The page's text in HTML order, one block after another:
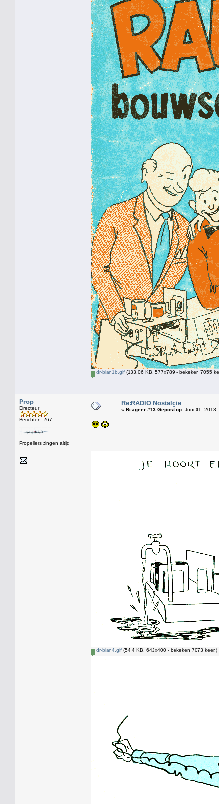
dr-blan1b.gif (133.06 KB, 577x789 - bekeken 7055
Prop
Directeur
Berichten: 267
Propellers zingen altijd
Re:RADIO Nostalgie
« Reageer #13 Gepost op: Juni 01, 2013,
dr-blan4.gif (54.4 KB, 642x400 - bekeken 7073 keer.)